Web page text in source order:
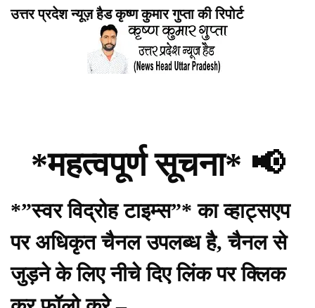
उत्तर प्रदेश न्यूज़ हैड कृष्ण कुमार गुप्ता की रिपोर्ट
*महत्वपूर्ण सूचना* 📢
*”स्वर विद्रोह टाइम्स”* का व्हाट्सएप
पर अधिकृत चैनल उपलब्ध है, चैनल से
जुड़ने के लिए नीचे दिए लिंक पर क्लिक